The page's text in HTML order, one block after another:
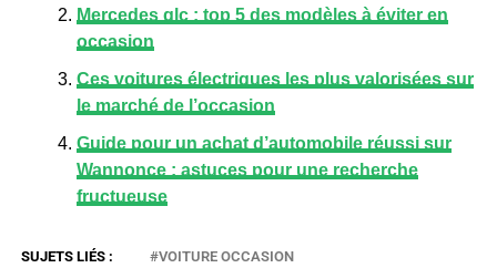
Mercedes glc : top 5 des modèles à éviter en
occasion
Ces voitures électriques les plus valorisées sur
le marché de l’occasion
Guide pour un achat d’automobile réussi sur
Wannonce : astuces pour une recherche
fructueuse
VOITURE OCCASION